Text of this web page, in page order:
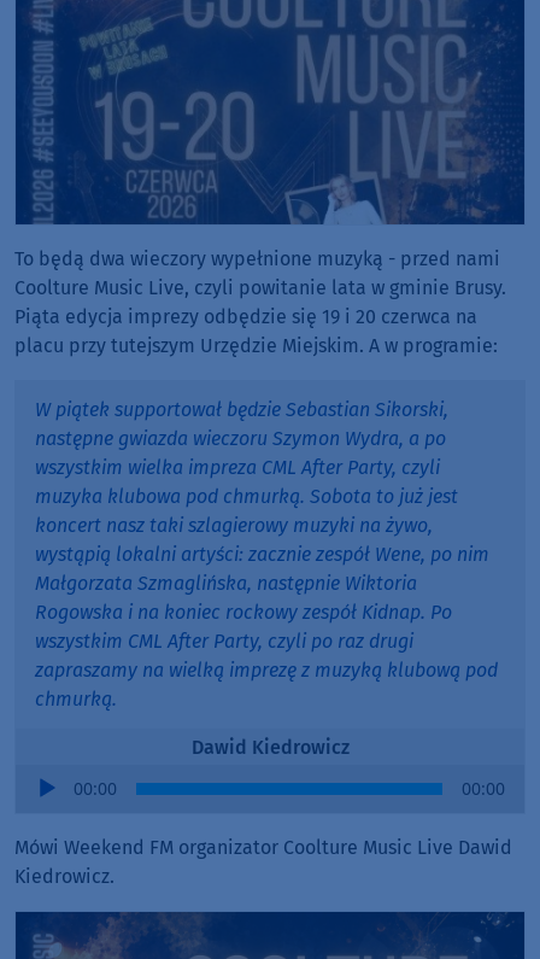
To będą dwa wieczory wypełnione muzyką - przed nami
Coolture Music Live, czyli powitanie lata w gminie Brusy.
Piąta edycja imprezy odbędzie się 19 i 20 czerwca na
placu przy tutejszym Urzędzie Miejskim. A w programie:
W piątek supportował będzie Sebastian Sikorski,
następne gwiazda wieczoru Szymon Wydra, a po
wszystkim wielka impreza CML After Party, czyli
muzyka klubowa pod chmurką. Sobota to już jest
koncert nasz taki szlagierowy muzyki na żywo,
wystąpią lokalni artyści: zacznie zespół Wene, po nim
Małgorzata Szmaglińska, następnie Wiktoria
Rogowska i na koniec rockowy zespół Kidnap. Po
wszystkim CML After Party, czyli po raz drugi
zapraszamy na wielką imprezę z muzyką klubową pod
chmurką.
Dawid Kiedrowicz
Audio
00:00 00:00
Mówi Weekend FM organizator Coolture Music Live Dawid
Kiedrowicz.